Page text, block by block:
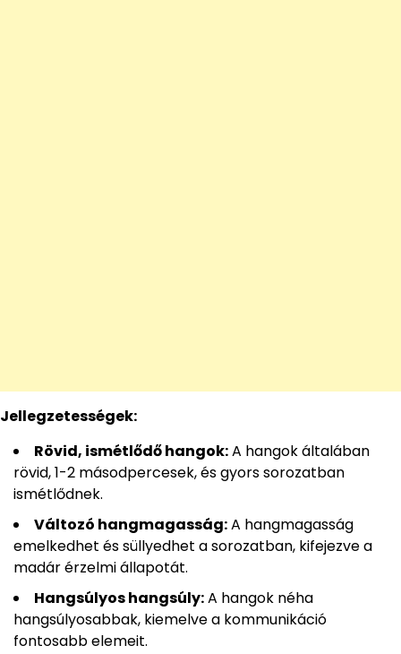
Jellegzetességek:
Rövid, ismétlődő hangok:A hangok általában
rövid, 1-2 másodpercesek, és gyors sorozatban
ismétlődnek.
Változó hangmagasság:A hangmagasság
emelkedhet és süllyedhet a sorozatban, kifejezve a
madár érzelmi állapotát.
Hangsúlyos hangsúly:A hangok néha
hangsúlyosabbak, kiemelve a kommunikáció
fontosabb elemeit.